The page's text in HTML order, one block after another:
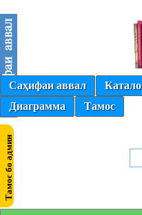
Саҳифаи аввал
Диаграмма
Тамос